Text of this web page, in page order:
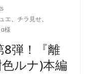
エ、 チラ見せ、
様
8弾！『離
ルナ)本編